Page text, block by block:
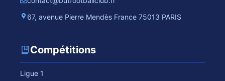
67, avenue Pierre Mendès France 75013 PARIS
Compétitions
Ligue 1